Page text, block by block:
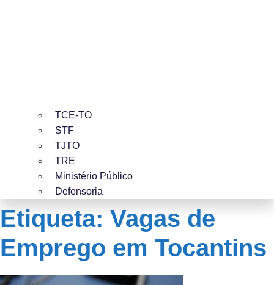
TCE-TO
STF
TJTO
TRE
Ministério Público
Defensoria
Etiqueta: Vagas de
Emprego em Tocantins